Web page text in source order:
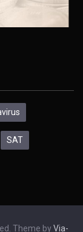
SAT
Theme by Via-